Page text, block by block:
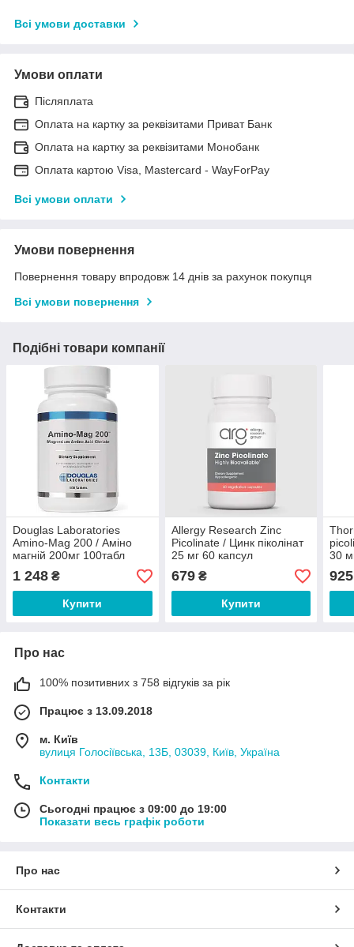
Всі умови доставки
Умови оплати
Післяплата
Оплата на картку за реквізитами Приват Банк
Оплата на картку за реквізитами Монобанк
Оплата картою Visa, Mastercard - WayForPay
Всі умови оплати
Умови повернення
Повернення товару впродовж 14 днів за рахунок покупця
Всі умови повернення
Подібні товари компанії
Douglas Laboratories
Amino-Mag 200 / Аміно
магній 200мг 100табл
1 248 ₴
Купити
Allergy Research Zinc
Picolinate / Цинк піколінат
25 мг 60 капсул
679₴
Купити
30
925
Про нас
100% позитивних з 758 відгуків за рік
Працює з 13.09.2018
м. Київ
вулиця Голосіївська, 13Б, 03039, Київ, Україна
Контакти
Сьогодні працює з 09:00 до 19:00
Показати весь графік роботи
Про нас
Контакти